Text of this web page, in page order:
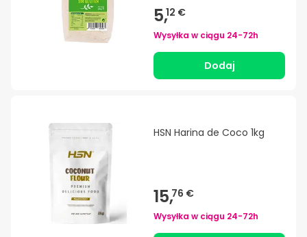
5,12 €
Wysyłka w ciągu 24-72h
Dodaj
HSN Harina de Coco 1kg
15,76 €
Wysyłka w ciągu 24-72h